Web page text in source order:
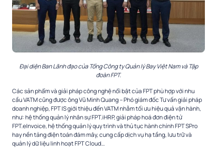
Đại diện Ban Lãnh đạo của Tổng Công ty Quản lý Bay Việt Nam và Tập
đoàn FPT.
Các sản phẩm và giải pháp công nghệ nổi bật của FPT phù hợp với nhu
cầu VATM cũng được ông Vũ Minh Quang – Phó giám đốc Tư vấn giải pháp
doanh nghiệp, FPT IS giới thiệu đến VATM nhằm tối ưu hiệu quả vận hành,
như: hệ thống quản lý nhân sự FPT.iHRP, giải pháp hoá đơn điện tử
FPT.eInvoice, hệ thống quản lý quy trình và thủ tục hành chính FPT SPro
hay nền tảng điện toán đám mây, cung cấp dịch vụ hạ tầng, lưu trữ và
quản lý dữ liệu linh hoạt FPT Cloud…